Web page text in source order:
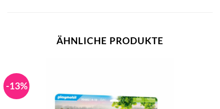
ÄHNLICHE PRODUKTE
-13%